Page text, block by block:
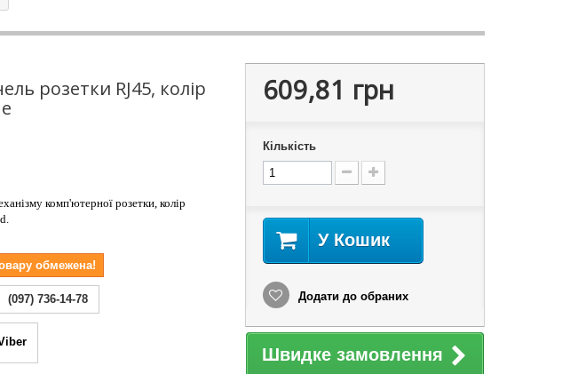
розетки RJ45, колір
комп'ютерної розетки, колір
обмежена!
(097) 736-14-78
609,81 грн
Кількість
У Кошик
Додати до обраних
Швидке замовлення